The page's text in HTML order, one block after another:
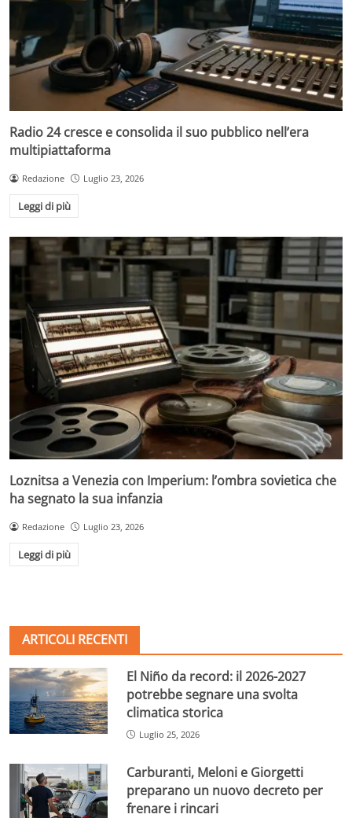
Radio 24 cresce e consolida il suo pubblico nell’era
multipiattaforma
Redazione Luglio 23, 2026
Leggi di più
Loznitsa a Venezia con Imperium: l’ombra sovietica che
ha segnato la sua infanzia
Redazione Luglio 23, 2026
Leggi di più
ARTICOLI RECENTI
El Niño da record: il 2026-2027
potrebbe segnare una svolta
climatica storica
Luglio 25, 2026
Carburanti, Meloni e Giorgetti
preparano un nuovo decreto per
frenare i rincari